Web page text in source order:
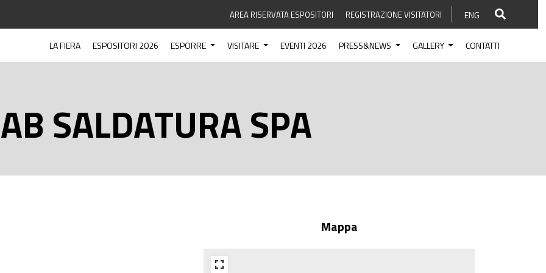
AREA RISERVATA ESPOSITORI REGISTRAZIONE VISITATORI ENG
LA FIERA ESPOSITORI 2026 ESPORRE VISITARE EVENTI 2026 PRESS&NEWS GALLERY CONTATTI
SALDATURA SPA
Mappa